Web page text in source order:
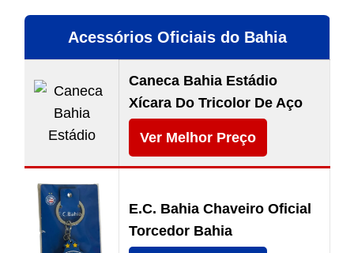
Acessórios Oficiais do Bahia
Caneca Bahia Estádio
Xícara Do Tricolor De Aço
Ver Melhor Preço
E.C. Bahia Chaveiro Oficial
Torcedor Bahia